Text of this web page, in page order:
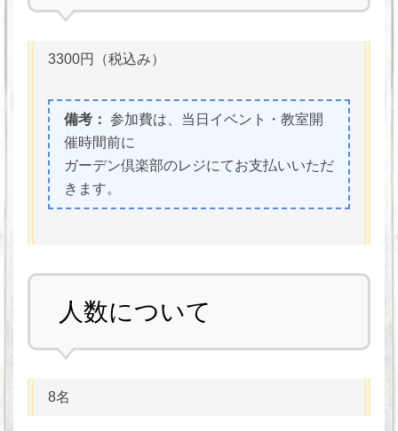
3300円（税込み）
備考： 参加費は、当日イベント・教室開
催時間前に
ガーデン倶楽部のレジにてお支払いいただ
きます。
人数について
8名